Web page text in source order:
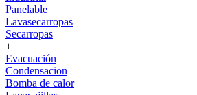
Panelable
Lavasecarropas
Secarropas
+
Evacuación
Condensacion
Bomba de calor